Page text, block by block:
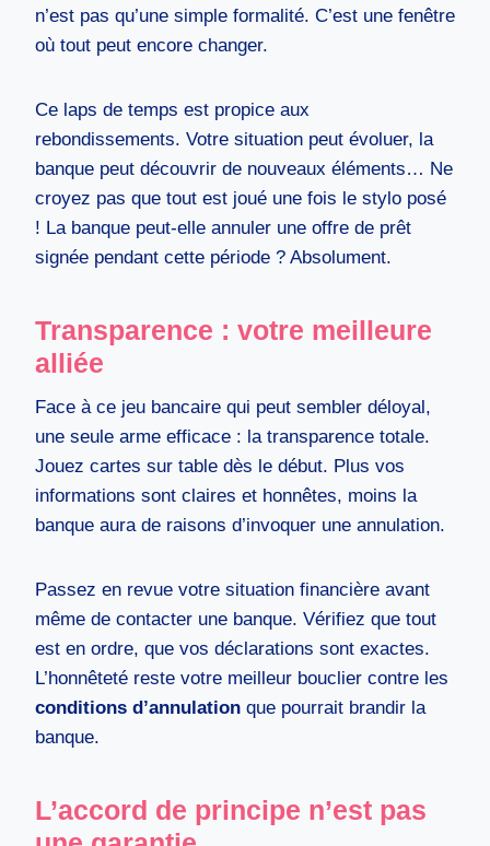
n’est pas qu’une simple formalité. C’est une fenêtre
où tout peut encore changer.
Ce laps de temps est propice aux
rebondissements. Votre situation peut évoluer, la
banque peut découvrir de nouveaux éléments… Ne
croyez pas que tout est joué une fois le stylo posé
! La banque peut-elle annuler une offre de prêt
signée pendant cette période ? Absolument.
Transparence : votre meilleure
alliée
Face à ce jeu bancaire qui peut sembler déloyal,
une seule arme efficace : la transparence totale.
Jouez cartes sur table dès le début. Plus vos
informations sont claires et honnêtes, moins la
banque aura de raisons d’invoquer une annulation.
Passez en revue votre situation financière avant
même de contacter une banque. Vérifiez que tout
est en ordre, que vos déclarations sont exactes.
L’honnêteté reste votre meilleur bouclier contre les
conditions d’annulation que pourrait brandir la
banque.
L’accord de principe n’est pas